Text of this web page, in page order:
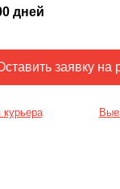
дней
курьера